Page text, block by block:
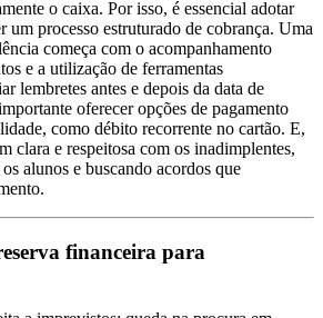
o caixa. Por isso, é essencial adotar
um processo estruturado de cobrança. Uma
começa com o acompanhamento
e a utilização de ferramentas
lembretes antes e depois da data de
oferecer opções de pagamento
como débito recorrente no cartão. E,
clara e respeitosa com os inadimplentes,
alunos e buscando acordos que
financeira para